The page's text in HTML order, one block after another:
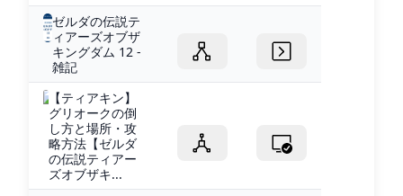
ゼルダの伝説テ
ィアーズオブザ
キングダム 12 -
雑記
【ティアキン】
グリオークの倒
し方と場所・攻
略方法【ゼルダ
の伝説ティアー
ズオブザキ...